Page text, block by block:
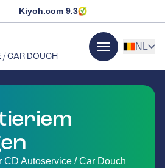
Kiyoh.com 9.3
/ CAR DOUCH menu
NL
CD Autoservice / Car Douch